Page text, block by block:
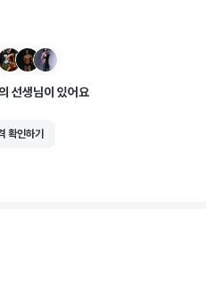
접 운영하며 식단 / 생활
.선생님이 있어요
확인하기